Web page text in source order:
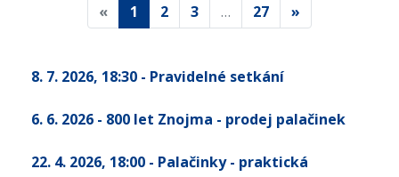
« 1 2 3 … 27 »
8. 7. 2026, 18:30 - Pravidelné setkání
6. 6. 2026 - 800 let Znojma - prodej palačinek
22. 4. 2026, 18:00 - Palačinky - praktická